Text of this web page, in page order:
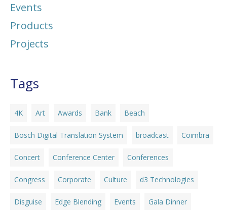
Events
Products
Projects
Tags
4K Art Awards Bank Beach
Bosch Digital Translation System broadcast Coimbra
Concert Conference Center Conferences
Congress Corporate Culture d3 Technologies
Disguise Edge Blending Events Gala Dinner